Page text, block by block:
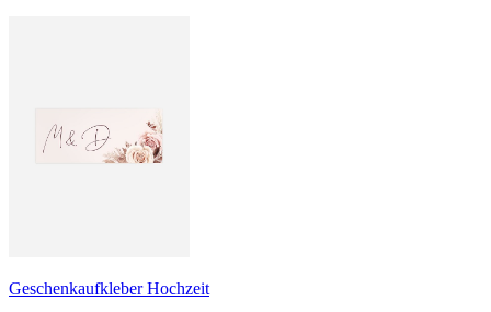
Geschenkaufkleber Hochzeit